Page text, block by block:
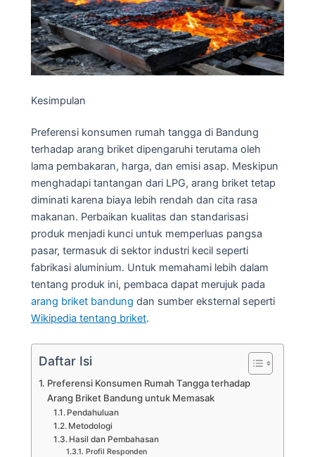
Kesimpulan
Preferensi konsumen rumah tangga di Bandung
terhadap arang briket dipengaruhi terutama oleh
lama pembakaran, harga, dan emisi asap. Meskipun
menghadapi tantangan dari LPG, arang briket tetap
diminati karena biaya lebih rendah dan cita rasa
makanan. Perbaikan kualitas dan standarisasi
produk menjadi kunci untuk memperluas pangsa
pasar, termasuk di sektor industri kecil seperti
fabrikasi aluminium. Untuk memahami lebih dalam
tentang produk ini, pembaca dapat merujuk pada
arang briket bandung dan sumber eksternal seperti
Wikipedia tentang briket.
Daftar Isi
Preferensi Konsumen Rumah Tangga terhadap
Arang Briket Bandung untuk Memasak
Pendahuluan
Metodologi
Hasil dan Pembahasan
Profil Responden